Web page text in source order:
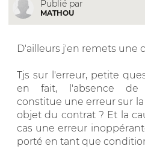
Publié par
MATHOU
D'ailleurs j'en remets une
Tjs sur l'erreur, petite
en fait, l'absence de
constitue une erreur sur
objet du contrat ? Et la
cas une erreur
porté en tant que